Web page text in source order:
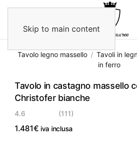
Skip to main content
Tavolo legno massello
Tavoli in
in ferro
Tavolo in castagno massello
Christofer bianche
4.6 (111)
1.481€ iva inclusa